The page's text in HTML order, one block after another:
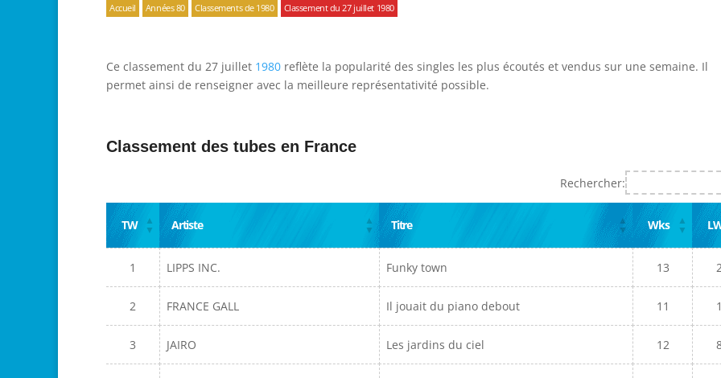
Accueil Années 80 Classements de 1980 Classement du 27 juillet 1980
Ce classement du 27 juillet 1980 reflète la popularité des singles les plus écoutés et vendus sur une semaine. Il
permet ainsi de renseigner avec la meilleure représentativité possible.
Classement des tubes en France
Rechercher:
TW Artiste Titre Wks
1 LIPPS INC. Funky town 13
2 FRANCE GALL Il jouait du piano debout 11 1
3 JAIRO Les jardins du ciel 12